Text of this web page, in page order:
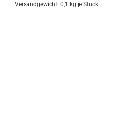
Versandgewicht: 0,1 kg je Stück